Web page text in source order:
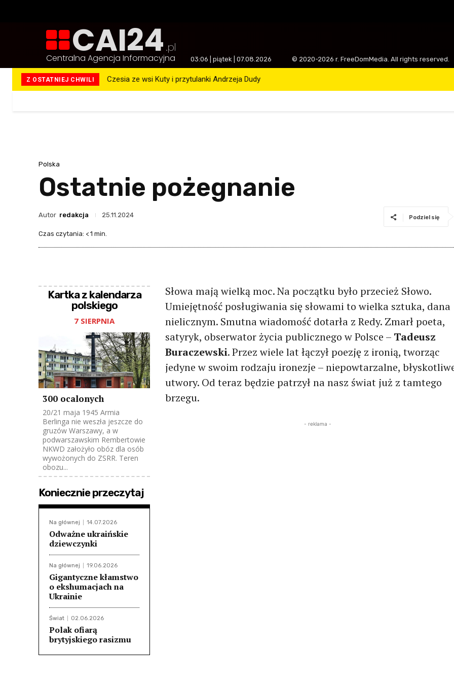
CAI24 .pl
Centralna Agencja Informacyjna 03:06 | piątek | 07.08.2026 © 2020-2026 r. FreeDomMedia. All rights reserved.
Z OSTATNIEJ CHWILI Czesia ze wsi Kuty i przytulanki Andrzeja Dudy
Polska
Ostatnie pożegnanie
Autor redakcja 25.11.2024 Podziel się
Czas czytania: < 1 min.
Kartka z kalendarza
polskiego
7 SIERPNIA
300 ocalonych
20/21 maja 1945 Armia
Berlinga nie weszła jeszcze do
gruzów Warszawy, a w
podwarszawskim Rembertowie
NKWD założyło obóz dla osób
wywożonych do ZSRR. Teren
obozu...
Koniecznie przeczytaj
Na głównej 14.07.2026
Odważne ukraińskie
dziewczynki
Na głównej 19.06.2026
Gigantyczne kłamstwo
o ekshumacjach na
Ukrainie
Świat 02.06.2026
Polak ofiarą
brytyjskiego rasizmu
Słowa mają wielką moc. Na początku było przecież Słowo.
Umiejętność posługiwania się słowami to wielka sztuka, dana
nielicznym. Smutna wiadomość dotarła z Redy. Zmarł poeta,
satyryk, obserwator życia publicznego w Polsce – Tadeusz
Buraczewski. Przez wiele lat łączył poezję z ironią, tworząc
jedyne w swoim rodzaju ironezje – niepowtarzalne,
utwory. Od teraz będzie patrzył na nasz świat już z tamtego
brzegu.
- reklama -